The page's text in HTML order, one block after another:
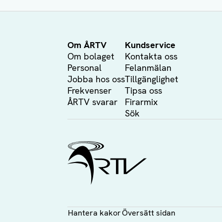
Om ÅRTV
Om bolaget
Personal
Jobba hos oss
Frekvenser
ÅRTV svarar
Kundservice
Kontakta oss
Felanmälan
Tillgänglighet
Tipsa oss
Firarmix
Sök
Ålands Radio & TV
Hantera kakorÖversätt sidan